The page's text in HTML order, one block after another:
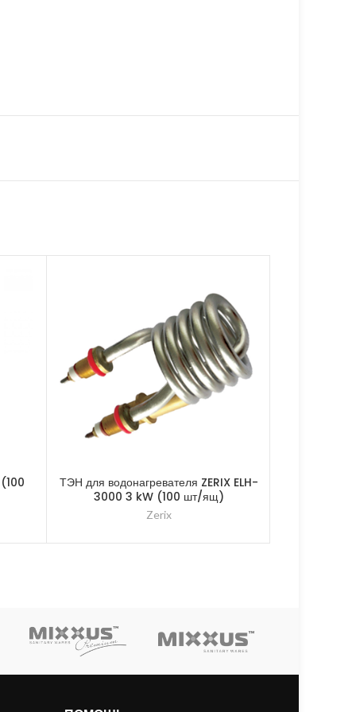
ТЭН для водонагревателя ZERIX ELH-
3000 3 kW (100 шт/ящ)
Zerix